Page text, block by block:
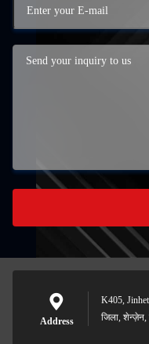
Address
K405,
जिला, शेन्ज़ेन,